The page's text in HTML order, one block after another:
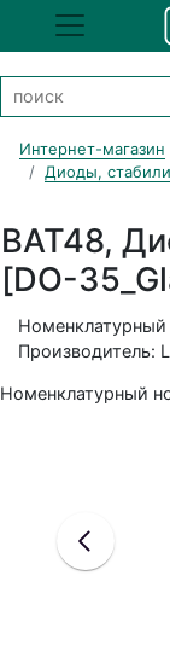
Интернет-магазин
Диоды,
BAT48,
[DO-
Номенклатурный
Производитель:
Номенклатурный